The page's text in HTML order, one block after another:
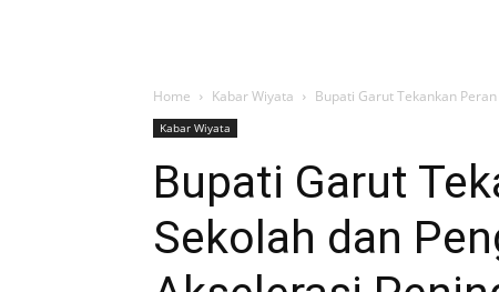
Home Kabar Wiyata Bupati Garut Tekankan
Kabar Wiyata
Bupati Garut
Sekolah dan